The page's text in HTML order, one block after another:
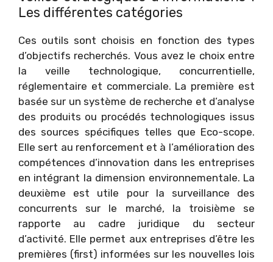
Les différentes catégories
Ces outils sont choisis en fonction des types
d’objectifs recherchés. Vous avez le choix entre
la veille technologique, concurrentielle,
réglementaire et commerciale. La première est
basée sur un système de recherche et d’analyse
des produits ou procédés technologiques issus
des sources spécifiques telles que Eco-scope.
Elle sert au renforcement et à l’amélioration des
compétences d’innovation dans les entreprises
en intégrant la dimension environnementale. La
deuxième est utile pour la surveillance des
concurrents sur le marché, la troisième se
rapporte au cadre juridique du secteur
d’activité. Elle permet aux entreprises d’être les
premières (first) informées sur les nouvelles lois